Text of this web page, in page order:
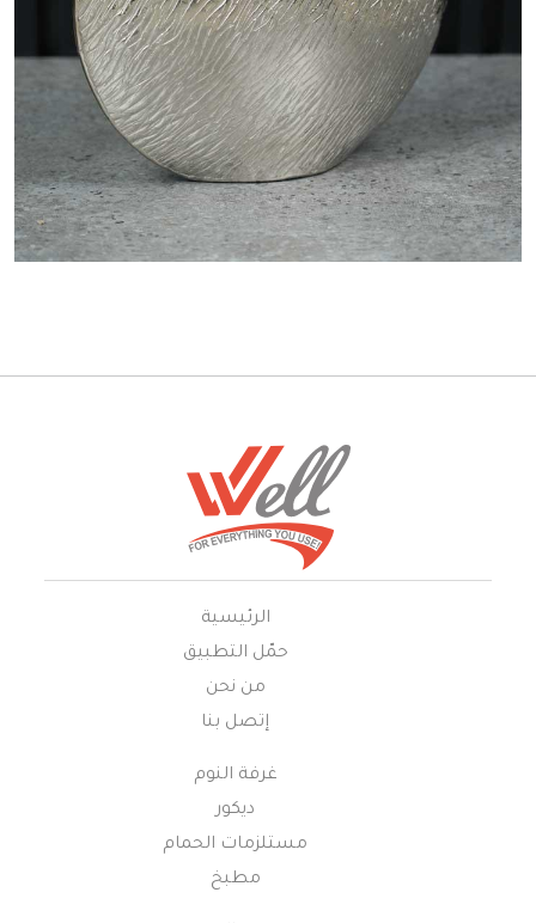
الرئيسية
حمّل التطبيق
من نحن
إتصل بنا
غرفة النوم
ديكور
مستلزمات الحمام
مطبخ